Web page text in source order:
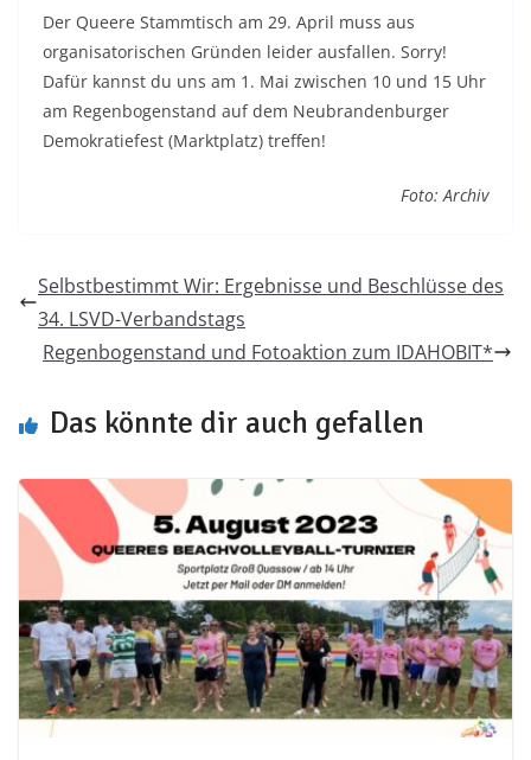
Der Queere Stammtisch am 29. April muss aus
organisatorischen Gründen leider ausfallen. Sorry!
Dafür kannst du uns am 1. Mai zwischen 10 und 15 Uhr
am Regenbogenstand auf dem Neubrandenburger
Demokratiefest (Marktplatz) treffen!
Foto: Archiv
Selbstbestimmt Wir: Ergebnisse und Beschlüsse des
34. LSVD-Verbandstags
Regenbogenstand und Fotoaktion zum IDAHOBIT*
Das könnte dir auch gefallen